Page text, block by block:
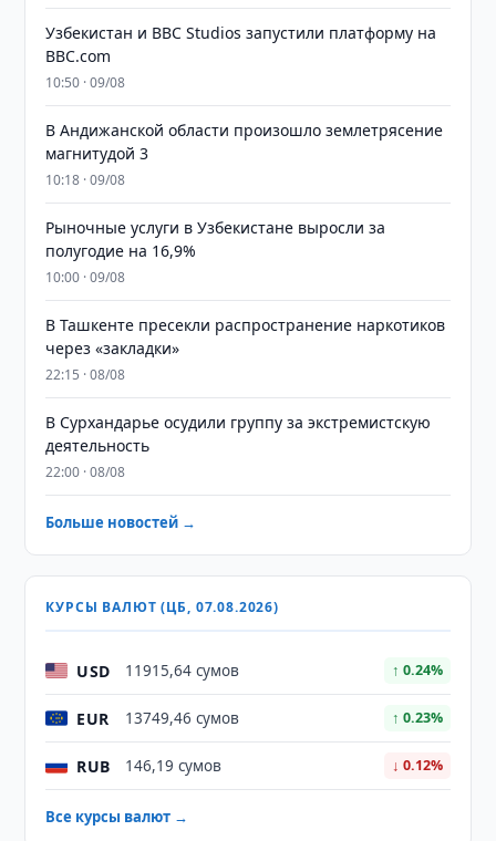
Узбекистан и BBC Studios запустили платформу на
BBC.com
10:50 · 09/08
В Андижанской области произошло землетрясение
магнитудой 3
10:18 · 09/08
Рыночные услуги в Узбекистане выросли за
полугодие на 16,9%
10:00 · 09/08
В Ташкенте пресекли распространение наркотиков
через «закладки»
22:15 · 08/08
В Сурхандарье осудили группу за экстремистскую
деятельность
22:00 · 08/08
Больше новостей →
КУРСЫ ВАЛЮТ (ЦБ, 07.08.2026)
USD 11915,64 сумов ↑ 0.24%
EUR 13749,46 сумов ↑ 0.23%
RUB 146,19 сумов ↓ 0.12%
Все курсы валют →